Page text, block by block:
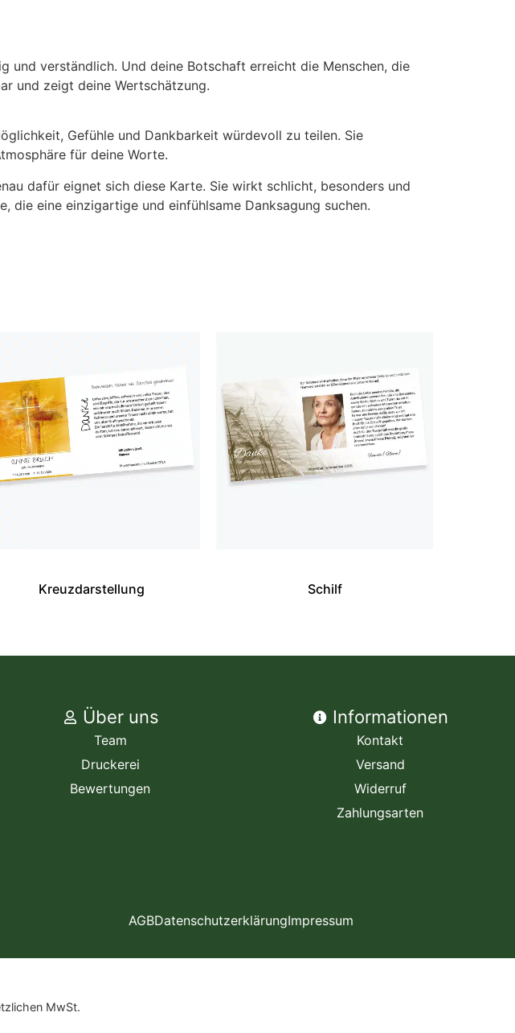
und verständlich. Und deine Botschaft erreicht die Menschen, die
und zeigt deine Wertschätzung.
Gefühle und Dankbarkeit würdevoll zu teilen. Sie
für deine Worte.
dafür eignet sich diese Karte. Sie wirkt schlicht, besonders und
eine einzigartige und einfühlsame Danksagung suchen.
Kreuzdarstellung Schilf
Über uns
Team
Druckerei
Bewertungen
Informationen
Kontakt
Versand
Widerruf
Zahlungsarten
AGBDatenschutzerklärungImpressum
MwSt.